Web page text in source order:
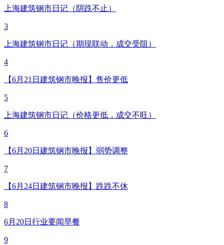
上海建筑钢市日记（阴跌不止）
3
上海建筑钢市日记（期现联动，成交受阻）
4
【6月21日建筑钢市晚报】售价更低
5
上海建筑钢市日记（价格更低，成交不旺）
6
【6月20日建筑钢市晚报】弱势调整
7
【6月24日建筑钢市晚报】跌跌不休
8
6月20日行业要闻早餐
9